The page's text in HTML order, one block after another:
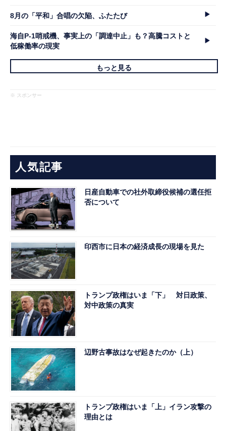
8月の「平和」合唱の欠陥、ふたたび
海自P-1哨戒機、事実上の「調達中止」も？高騰コストと
低稼働率の現実
もっと見る
※ スポンサー
人気記事
日産自動車での社外取締役候補の選任拒
否について
印西市に日本の経済成長の現場を見た
トランプ政権はいま「下」 対日政策、
対中政策の真実
辺野古事故はなぜ起きたのか（上）
トランプ政権はいま「上」イラン攻撃の
理由とは